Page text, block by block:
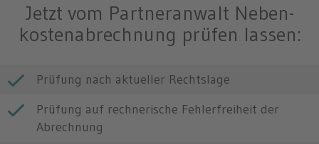
Jetzt vom Partneranwalt Neben­
kosten­ab­rechnung prüfen lassen:
Prüfung nach aktueller Rechtslage
Prüfung auf rechnerische Fehlerfreiheit der
Abrechnung